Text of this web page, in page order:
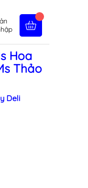
Chính sách
Hoa
Thảo
Deli